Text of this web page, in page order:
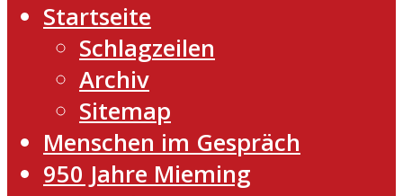
Startseite
Schlagzeilen
Archiv
Sitemap
Menschen im Gespräch
950 Jahre Mieming